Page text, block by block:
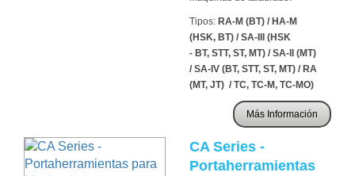
Tipos: RA-M (BT) / HA-M
(HSK, BT) / SA-III (HSK
- BT, STT, ST, MT) / SA-II (MT)
/ SA-IV (BT, STT, ST, MT) / RA
(MT, JT) / TC, TC-M, TC-MO)
Más Información
CA Series -
Portaherramientas